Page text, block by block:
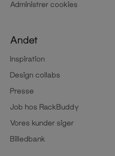
Administrer cookies
Andet
Inspiration
Design collabs
Presse
Job hos RackBuddy
Vores kunder siger
Billedbank